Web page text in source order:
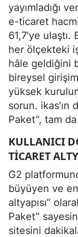
yayımladığı
e-ticaret
61,7’ye
her ölçekteki
hâle geldiğini
bireysel
yüksek
sorun. ikas’ın
Paket”, tam
KULLANICI
TICARET
G2
büyüyen ve
altyapısı”
Paket”
sitesini